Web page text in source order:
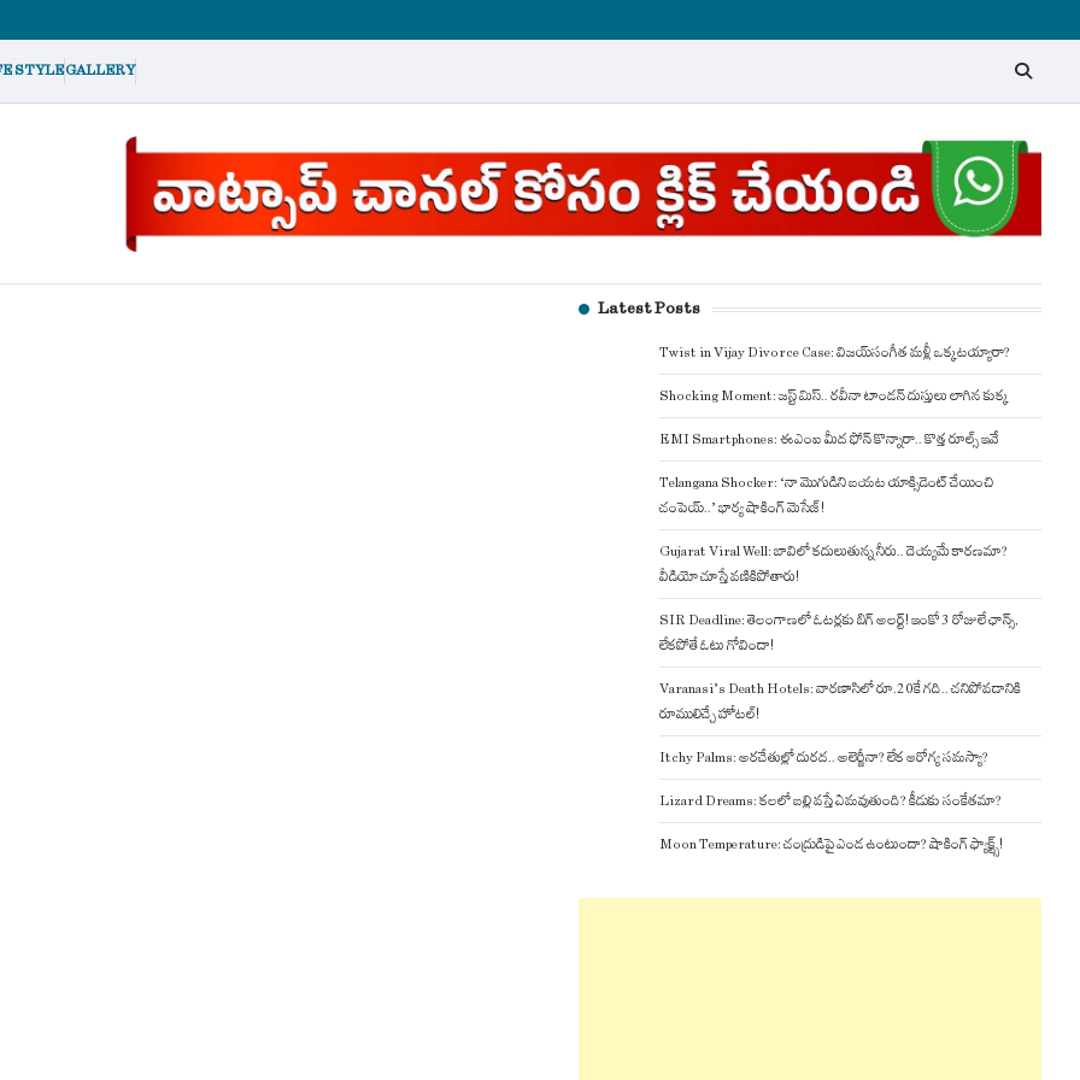
STYLEGALLERY
Latest Posts
Twist in Vijay Divorce Case: విజయ్-సంగీత మళ్లీ ఒక్కటయ్యారా?
Shocking Moment: జస్ట్ మిస్.. రవీనా టాండన్ దుస్తులు లాగిన కుక్క
EMI Smartphones: ఈఎంఐ మీద ఫోన్ కొన్నారా.. కొత్త రూల్స్ ఇవే
Telangana Shocker: ‘నా మొగుడిని బయట యాక్సిడెంట్ చేయించి
చంపెయ్..’ భార్య షాకింగ్ మెసేజ్!
Gujarat Viral Well: బావిలో కదులుతున్న నీరు.. దెయ్యమే కారణమా?
వీడియో చూస్తే వణికిపోతారు!
SIR Deadline: తెలంగాణలో ఓటర్లకు బిగ్ అలర్ట్! ఇంకో 3 రోజులే ఛాన్స్,
లేకపోతే ఓటు గోవిందా!
Varanasi’s Death Hotels: వారణాసిలో రూ.20కే గది.. చనిపోవడానికి
రూములిచ్చే హోటల్!
Itchy Palms: అరచేతుల్లో దురద.. అలెర్జీనా? లేక ఆరోగ్య సమస్యా?
Lizard Dreams: కలలో బల్లి వస్తే ఏమవుతుంది? కీడుకు సంకేతమా?
Moon Temperature: చంద్రుడిపై ఎండ ఉంటుందా? షాకింగ్ ఫ్యాక్ట్స్!